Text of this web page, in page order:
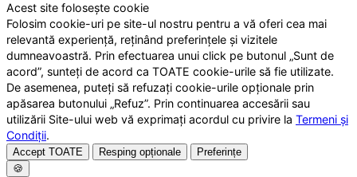
Acest site folosește cookie
Folosim cookie-uri pe site-ul nostru pentru a vă oferi cea mai
relevantă experiență, reținând preferințele și vizitele
dumneavoastră. Prin efectuarea unui click pe butonul „Sunt de
acord”, sunteți de acord ca TOATE cookie-urile să fie utilizate.
De asemenea, puteți să refuzați cookie-urile opționale prin
apăsarea butonului „Refuz”. Prin continuarea accesării sau
utilizării Site-ului web vă exprimați acordul cu privire la Termeni și
Condiții.
Accept TOATE Resping opționale
Preferințe
🍪